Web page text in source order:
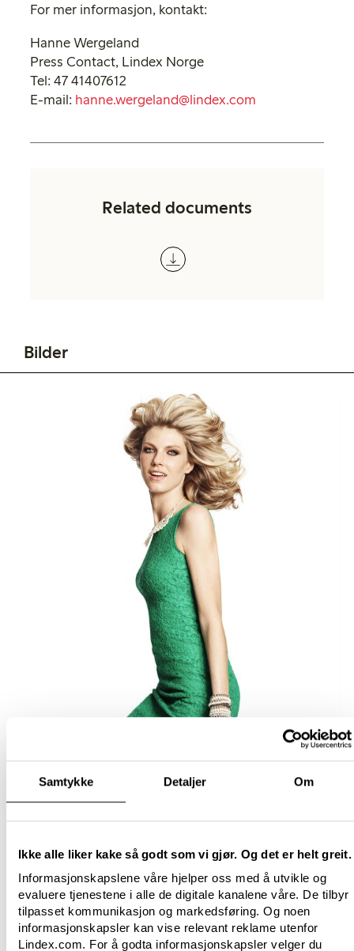
Samtykke Detaljer Om
Ikke alle liker kake så godt som vi gjør. Og det er helt greit.
Informasjonskapslene våre hjelper oss med å utvikle og
evaluere tjenestene i alle de digitale kanalene våre. De tilbyr
tilpasset kommunikasjon og markedsføring. Og noen
informasjonskapsler kan vise relevant reklame utenfor
Lindex.com. For å godta informasjonskapsler velger du
For mer informasjon, kontakt:
Hanne Wergeland
Press Contact, Lindex Norge
Tel: 47 41407612
E-mail: hanne.wergeland@lindex.com
Related documents
Bilder